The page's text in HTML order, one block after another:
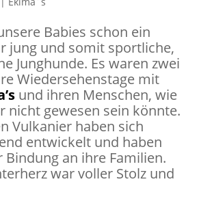
Babies schon ein
jung und somit sportliche,
Junghunde. Es waren zwei
Wiedersehenstage mit
und ihren Menschen, wie
nicht gewesen sein könnte.
Vulkanier haben sich
entwickelt und haben
Bindung an ihre Familien.
war voller Stolz und